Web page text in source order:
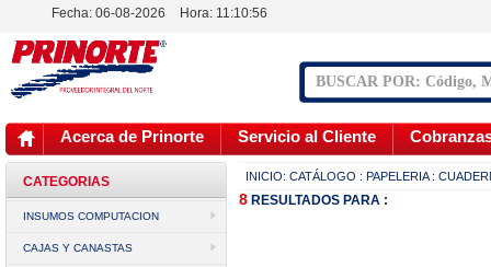
Fecha: 06-08-2026 Hora: 11:10:56
Acerca de Prinorte Servicio al Cliente
CATEGORIAS
INSUMOS COMPUTACION
CAJAS Y CANASTAS
INICIO: CATÁLOGO : PAPELERIA :
8 RESULTADOS PARA :